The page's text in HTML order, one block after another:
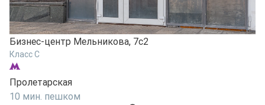
Бизнес-центр Мельникова, 7с2
Класс C
Пролетарская
10 мин. пешком